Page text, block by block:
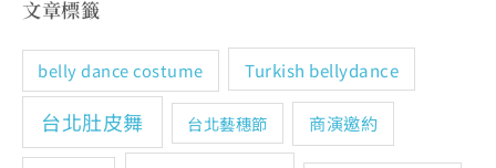
文章標籤
belly dance costume Turkish bellydance
台北肚皮舞 台北藝穗節 商演邀約